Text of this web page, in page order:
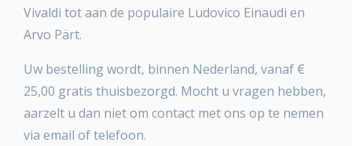
Vivaldi tot aan de populaire Ludovico Einaudi en
Arvo Pärt.
Uw bestelling wordt, binnen Nederland, vanaf €
25,00 gratis thuisbezorgd. Mocht u vragen hebben,
aarzelt u dan niet om contact met ons op te nemen
via email of telefoon.